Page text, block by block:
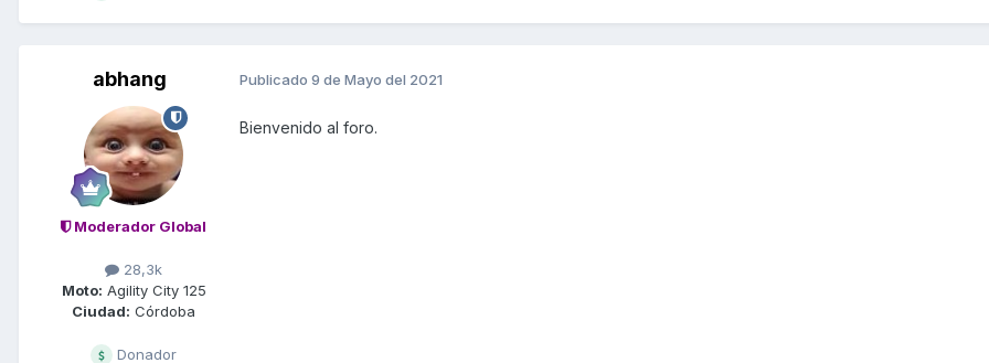
abhang
Moderador Global
28,3k
Moto: Agility City 125
Ciudad: Córdoba
Donador
Publicado 9 de Mayo del 2021
Bienvenido al foro.